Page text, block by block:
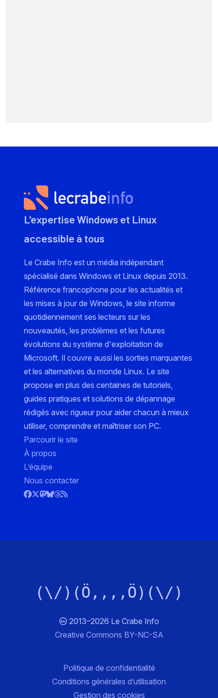
L'expertise Windows et Linux
accessible à tous
Le Crabe Info est un média indépendant
spécialisé dans Windows et Linux depuis 2013.
Référence francophone pour les actualités et
les mises à jour de Windows, le site informe
quotidiennement ses lecteurs sur les
nouveautés, les problèmes et les futures
évolutions du système d'exploitation de
Microsoft. Il couvre aussi les sorties marquantes
et les alternatives du monde Linux. Le site
propose en plus des centaines de tutoriels,
guides pratiques et solutions de dépannage
rédigés avec rigueur pour aider chacun à mieux
utiliser, comprendre et maîtriser son PC.
Parcourir le site
À propos
L’équipe
Nous contacter
(\/)(Ö,,,,Ö)(\/)
2013–2026 Le Crabe Info
Creative Commons BY-NC-SA
Politique de confidentialité
Conditions générales d’utilisation
Gestion des cookies